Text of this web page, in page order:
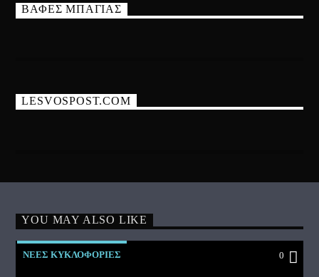
ΒΑΦΕΣ ΜΠΑΓΙΑΣ
LESVOSPOST.COM
YOU MAY ALSO LIKE
ΝΕΕΣ ΚΥΚΛΟΦΟΡΙΕΣ 0